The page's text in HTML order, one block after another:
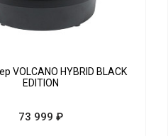
VOLCANO HYBRID BLACK
EDITION
73 999 ₽